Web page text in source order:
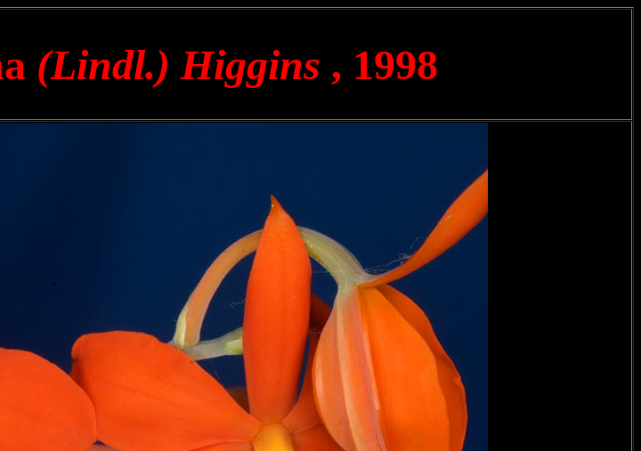
(Lindl.) Higgins , 1998